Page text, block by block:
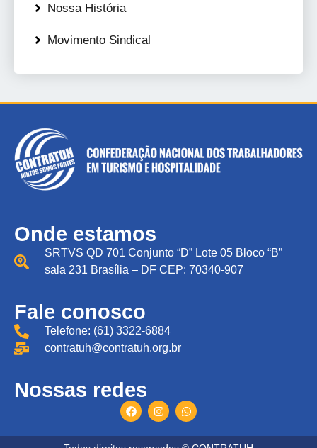
Nossa História
Movimento Sindical
Onde estamos
SRTVS QD 701 Conjunto “D” Lote 05 Bloco “B”
sala 231 Brasília – DF CEP: 70340-907
Fale conosco
Telefone: (61) 3322-6884
contratuh@contratuh.org.br
Nossas redes